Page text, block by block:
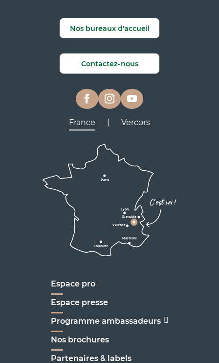
Nos bureaux d'accueil
Contactez-nous
France Vercors
C'est ici !
Paris
Toulouse
Marseille
Lyon
Valence
Grenoble
D1075
D531
Valence
Lyon
Marseille
Espace pro
Espace presse
Programme ambassadeurs
Nos brochures
Partenaires & labels